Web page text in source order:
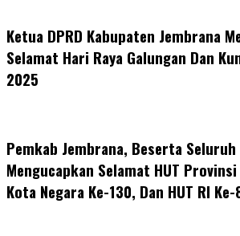
Ketua DPRD Kabupaten Jembrana
Selamat Hari Raya Galungan Dan
2025
Pemkab Jembrana, Beserta Seluruh
Mengucapkan Selamat HUT
Kota Negara Ke-130, Dan HUT RI Ke-